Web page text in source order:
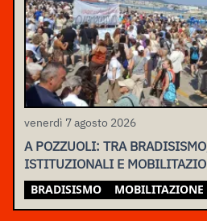
venerdì 7 agosto 2026
A POZZUOLI: TRA
ISTITUZIONALI E
BRADISISMO MOBILITAZIONE